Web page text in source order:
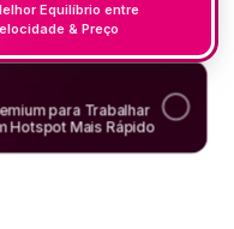
Equilíbrio entre
& Preço
para Trabalhar
Hotspot Mais Rápido